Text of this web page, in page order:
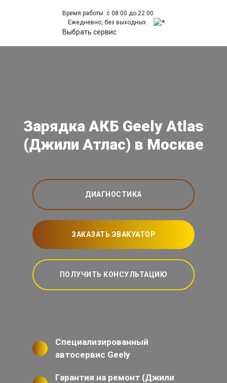
Время работы: с 08:00 до 22:00
Ежедневно, без выходных.
Выбрать сервис
Зарядка АКБ Geely Atlas
(Джили Атлас) в Москве
ДИАГНОСТИКА
ЗАКАЗАТЬ ЭВАКУАТОР
ПОЛУЧИТЬ КОНСУЛЬТАЦИЮ
Специализированный
автосервис Geely
Гарантия на ремонт (Джили